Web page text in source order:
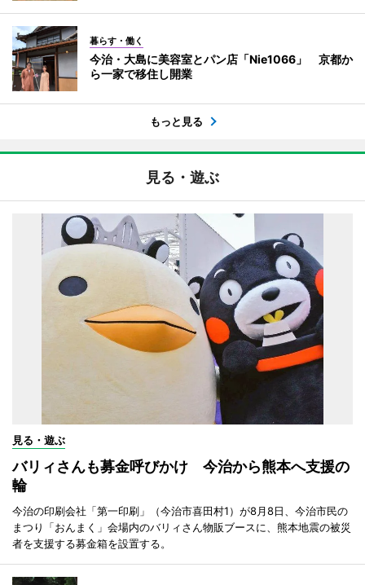
暮らす・働く
今治・大島に美容室とパン店「Nie1066」 京都か
ら一家で移住し開業
もっと見る
見る・遊ぶ
見る・遊ぶ
バリィさんも募金呼びかけ 今治から熊本へ支援の
輪
今治の印刷会社「第一印刷」（今治市喜田村1）が8月8日、今治市民の
まつり「おんまく」会場内のバリィさん物販ブースに、熊本地震の被災
者を支援する募金箱を設置する。